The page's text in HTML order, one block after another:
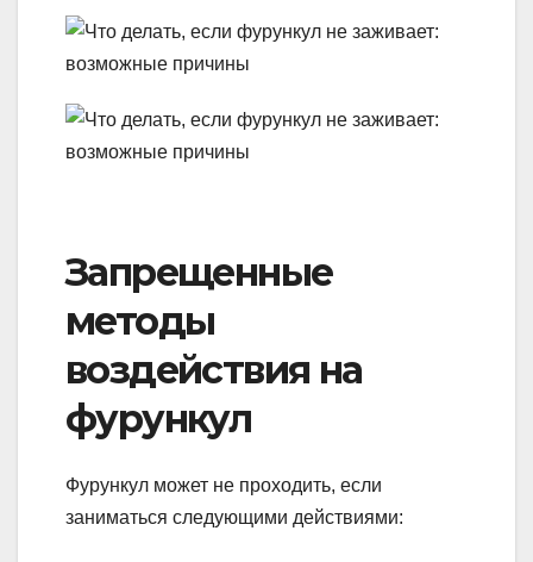
Запрещенные
методы
воздействия на
фурункул
Фурункул может не проходить, если
заниматься следующими действиями: